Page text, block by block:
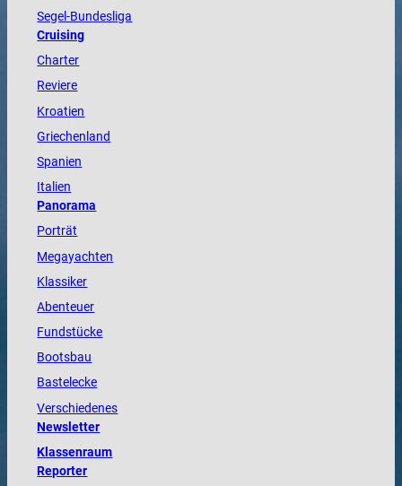
Segel-Bundesliga
Cruising
Charter
Reviere
Kroatien
Griechenland
Spanien
Italien
Panorama
Porträt
Megayachten
Klassiker
Abenteuer
Fundstücke
Bootsbau
Bastelecke
Verschiedenes
Newsletter
Klassenraum
Reporter